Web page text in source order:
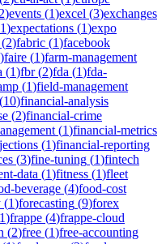
2)events (1)excel (3)exchanges
1)expectations (1)expo
(2)fabric (1)facebook
)faire (1)farm-management
(1)fbr(2)fda (1)fda-
(1)field-management
(10)financial-analysis
(2)financial-crime
(1)financial-metrics
(1)financial-reporting
(3)fine-tuning (1)fintech
data (1)fitness (1)fleet
beverage (4)food-cost
(1)forecasting (9)forex
1)frappe (4)frappe-cloud
(2)free (1)free-accounting